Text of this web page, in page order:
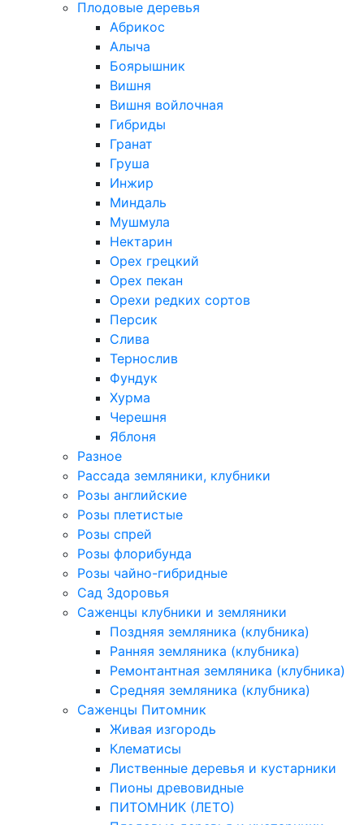
Плодовые деревья
Абрикос
Алыча
Боярышник
Вишня
Вишня войлочная
Гибриды
Гранат
Груша
Инжир
Миндаль
Мушмула
Нектарин
Орех грецкий
Орех пекан
Орехи редких сортов
Персик
Слива
Тернослив
Фундук
Хурма
Черешня
Яблоня
Разное
Рассада земляники, клубники
Розы английские
Розы плетистые
Розы спрей
Розы флорибунда
Розы чайно-гибридные
Сад Здоровья
Саженцы клубники и земляники
Поздняя земляника (клубника)
Ранняя земляника (клубника)
Ремонтантная земляника (клубника)
Средняя земляника (клубника)
Саженцы Питомник
Живая изгородь
Клематисы
Лиственные деревья и кустарники
Пионы древовидные
ПИТОМНИК (ЛЕТО)